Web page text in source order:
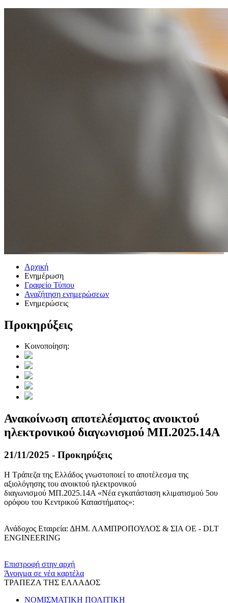
Αρχική
Ενημέρωση
Γραφείο Τύπου
Αναζήτηση ενημερώσεων
Ενημερώσεις
Προκηρύξεις
Κοινοποίηση:
Ανακοίνωση αποτελέσματος ανοικτού
ηλεκτρονικού διαγωνισμού ΜΠ.2025.14A
21/11/2025 - Προκηρύξεις
Η Τράπεζα της Ελλάδος γνωστοποιεί το αποτέλεσμα της
αξιολόγησης του ανοικτού ηλεκτρονικού
διαγωνισμού ΜΠ.2025.14A «Νέα εγκατάσταση κλιματισμού 5ου
ορόφου του Κεντρικού Καταστήματος»:
Ανάδοχος Εταιρεία: ΔΗΜ. ΛΑΜΠΡΟΠΟΥΛΟΣ & ΣΙΑ ΟΕ - DLT
ENGINEERING
Επιστροφή στην αρχή
Άνοιγμα σε νέα καρτέλα
ΤΡΑΠΕΖΑ ΤΗΣ ΕΛΛΑΔΟΣ
ΝΟΜΙΣΜΑΤΙΚΗ ΠΟΛΙΤΙΚΗ